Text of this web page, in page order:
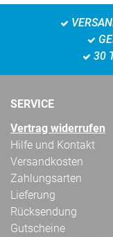
30
SERVICE
Vertrag widerrufen
Hilfe und Kontakt
Versandkosten
Zahlungsarten
Lieferung
Rücksendung
Gutscheine